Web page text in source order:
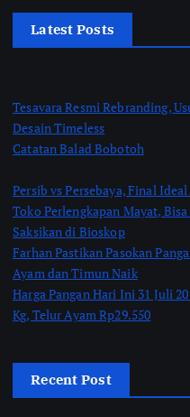
Latest Posts
Tesavara Resmi Rebranding,
Desain Timeless
Catatan Balad Bobotoh
Persib vs Persebaya, Final
Toko Perlengkapan Mayat,
Saksikan di Bioskop
Farhan Pastikan Pasokan
Ayam dan Timun Naik
Harga Pangan Hari Ini 31 Juli
Kg, Telur Ayam Rp29.550
Recent Post